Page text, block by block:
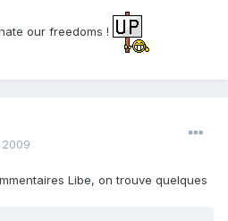
our freedoms !
Libe, on trouve quelques